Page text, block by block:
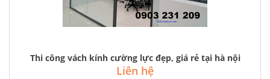
Thi công vách kính cường lực đẹp, giá rẻ tại hà nội
Liên hệ